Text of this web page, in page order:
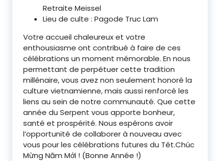
Retraite Meissel
Lieu de culte : Pagode Truc Lam
Votre accueil chaleureux et votre
enthousiasme ont contribué à faire de ces
célébrations un moment mémorable. En nous
permettant de perpétuer cette tradition
millénaire, vous avez non seulement honoré la
culture vietnamienne, mais aussi renforcé les
liens au sein de notre communauté. Que cette
année du Serpent vous apporte bonheur,
santé et prospérité. Nous espérons avoir
l’opportunité de collaborer à nouveau avec
vous pour les célébrations futures du Têt.Chúc
Mừng Năm Mới ! (Bonne Année !)